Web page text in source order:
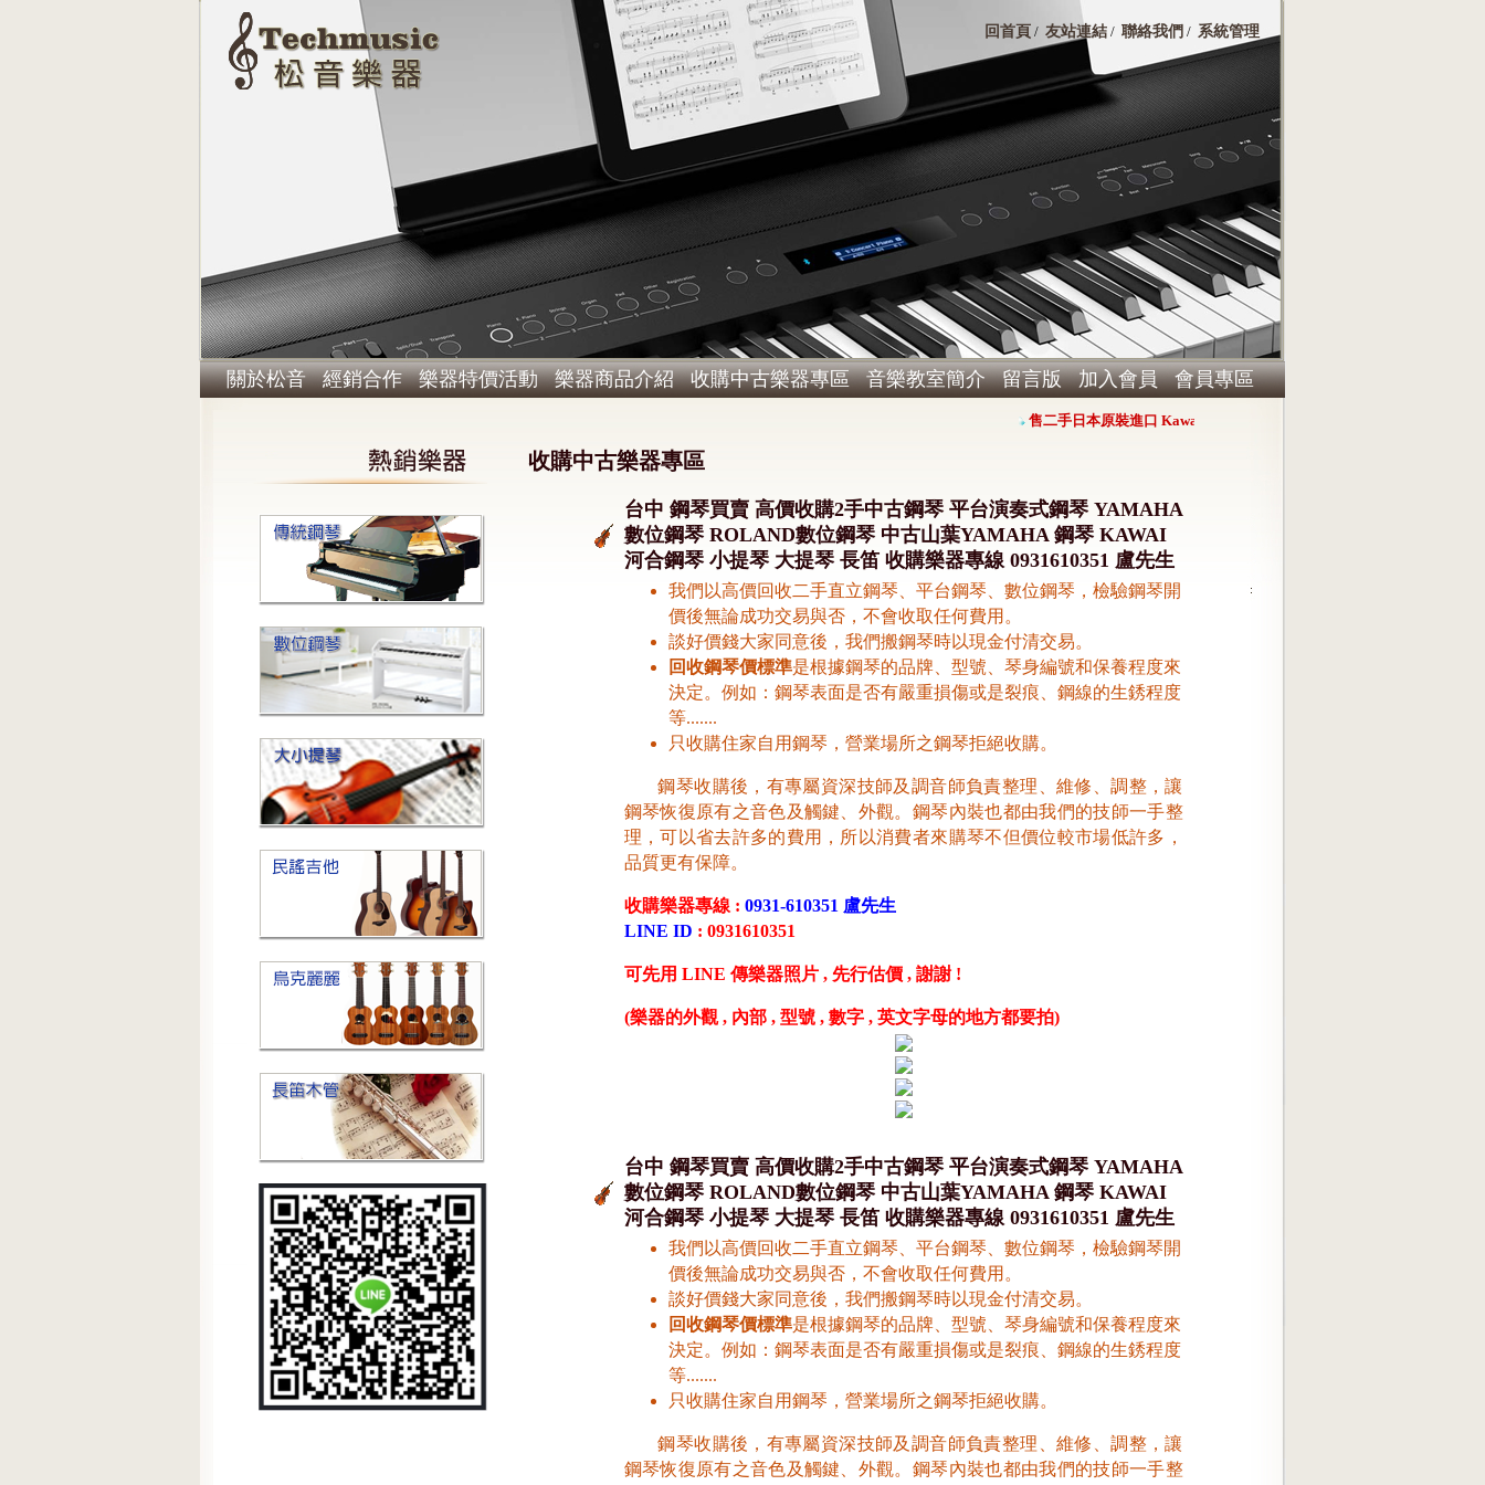
回首頁 / 友站連結 / 聯絡我們 / 系統管理
關於松音 經銷合作 樂器特價活動 樂器商品介紹 收購中古樂器專區 音樂教室簡介 留言版 加入會員 會員專區
售二手日本原裝進口 Kawai RX-3演奏平台鋼琴，心動價 $360000
收購中古樂器專區
台中 鋼琴買賣 高價收購2手中古鋼琴 平台演奏式鋼琴 YAMAHA
數位鋼琴 ROLAND數位鋼琴 中古山葉YAMAHA 鋼琴 KAWAI
河合鋼琴 小提琴 大提琴 長笛 收購樂器專線 0931610351 盧先生
我們以高價回收二手直立鋼琴、平台鋼琴、數位鋼琴，檢驗鋼琴開
價後無論成功交易與否，不會收取任何費用。
談好價錢大家同意後，我們搬鋼琴時以現金付清交易。
回收鋼琴價標準是根據鋼琴的品牌、型號、琴身編號和保養程度來
決定。例如：鋼琴表面是否有嚴重損傷或是裂痕、鋼線的生銹程度
等.......
只收購住家自用鋼琴，營業場所之鋼琴拒絕收購。
鋼琴收購後，有專屬資深技師及調音師負責整理、維修、調整，讓
鋼琴恢復原有之音色及觸鍵、外觀。鋼琴內裝也都由我們的技師一手整
理，可以省去許多的費用，所以消費者來購琴不但價位較市場低許多，
品質更有保障。
收購樂器專線 : 0931-610351 盧先生
LINE ID : 0931610351
可先用 LINE 傳樂器照片 , 先行估價 , 謝謝 !
(樂器的外觀 , 內部 , 型號 , 數字 , 英文字母的地方都要拍)
台中 鋼琴買賣 高價收購2手中古鋼琴 平台演奏式鋼琴 YAMAHA
數位鋼琴 ROLAND數位鋼琴 中古山葉YAMAHA 鋼琴 KAWAI
河合鋼琴 小提琴 大提琴 長笛 收購樂器專線 0931610351 盧先生
我們以高價回收二手直立鋼琴、平台鋼琴、數位鋼琴，檢驗鋼琴開
價後無論成功交易與否，不會收取任何費用。
談好價錢大家同意後，我們搬鋼琴時以現金付清交易。
回收鋼琴價標準是根據鋼琴的品牌、型號、琴身編號和保養程度來
決定。 例如：鋼琴表面是否有嚴重損傷或是裂痕、 鋼線的生銹程度
等.......
只收購住家自用鋼琴，營業場所之鋼琴拒絕收購。
鋼琴收購後，有專屬資深技師及調音師負責整理、維修、調整，讓
鋼琴恢復原有之音色及觸鍵、外觀。鋼琴內裝也都由我們的技師一手整